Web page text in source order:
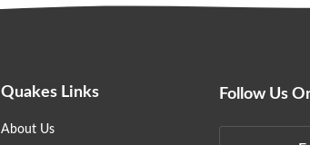
Quakes Links
About Us
Follow Us